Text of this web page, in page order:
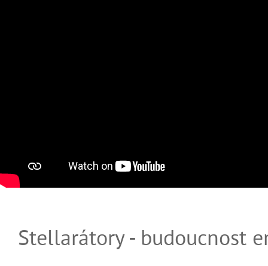
Stellarátory - budoucnost